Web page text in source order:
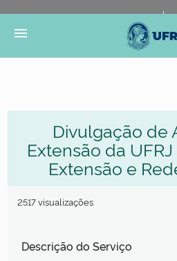
Portal do Governo Brasileiro
Governo
menu
Divulgação de
Extensão da
Extensão e
2517 visualizações
Descrição do Serviço